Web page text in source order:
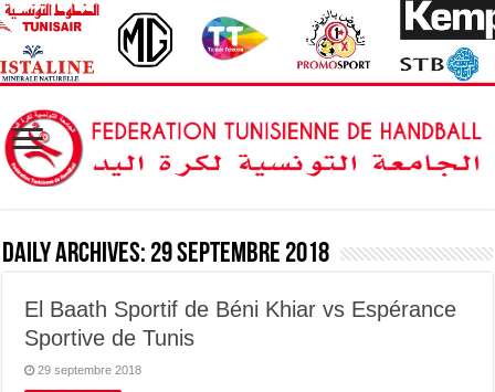
Daily Archives: 29 septembre 2018
El Baath Sportif de Béni Khiar vs Espérance
Sportive de Tunis
29 septembre 2018